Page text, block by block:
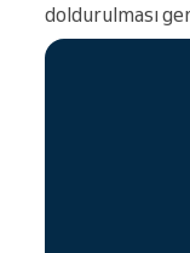
doldurulması